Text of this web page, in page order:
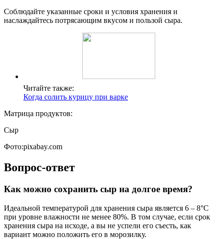
Соблюдайте указанные сроки и условия хранения и
наслаждайтесь потрясающим вкусом и пользой сыра.
Читайте также:
Когда солить курицу при варке
Матрица продуктов:
Сыр
Фото:pixabay.com
Вопрос-ответ
Как можно сохранить сыр на долгое время?
Идеальной температурой для хранения сыра является 6 – 8°С
при уровне влажности не менее 80%. В том случае, если срок
хранения сыра на исходе, а вы не успели его съесть, как
вариант можно положить его в морозилку.